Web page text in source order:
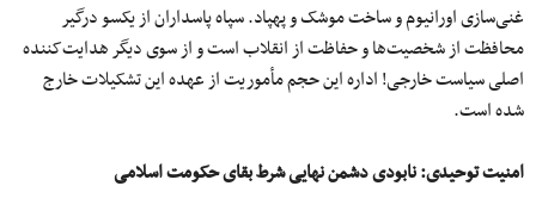
غنی‌سازی اورانیوم و ساخت موشک و پهپاد. سپاه پاسداران از یکسو درگیر
محافظت از شخصیت‌ها و حفاظت از انقلاب است و از سوی دیگر هدایت‌کننده
اصلی سیاست خارجی! اداره این حجم مأموریت از عهده این تشکیلات خارج
شده است.
امنیت توحیدی: نابودی دشمن نهایی شرط بقای حکومت اسلامی